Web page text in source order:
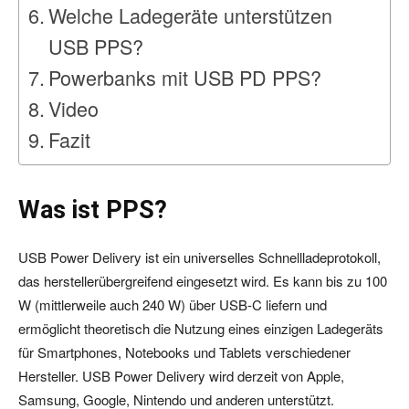
Welche Ladegeräte unterstützen
USB PPS?
Powerbanks mit USB PD PPS?
Video
Fazit
Was ist PPS?
USB Power Delivery ist ein universelles Schnellladeprotokoll,
das herstellerübergreifend eingesetzt wird. Es kann bis zu 100
W (mittlerweile auch 240 W) über USB-C liefern und
ermöglicht theoretisch die Nutzung eines einzigen Ladegeräts
für Smartphones, Notebooks und Tablets verschiedener
Hersteller. USB Power Delivery wird derzeit von Apple,
Samsung, Google, Nintendo und anderen unterstützt.